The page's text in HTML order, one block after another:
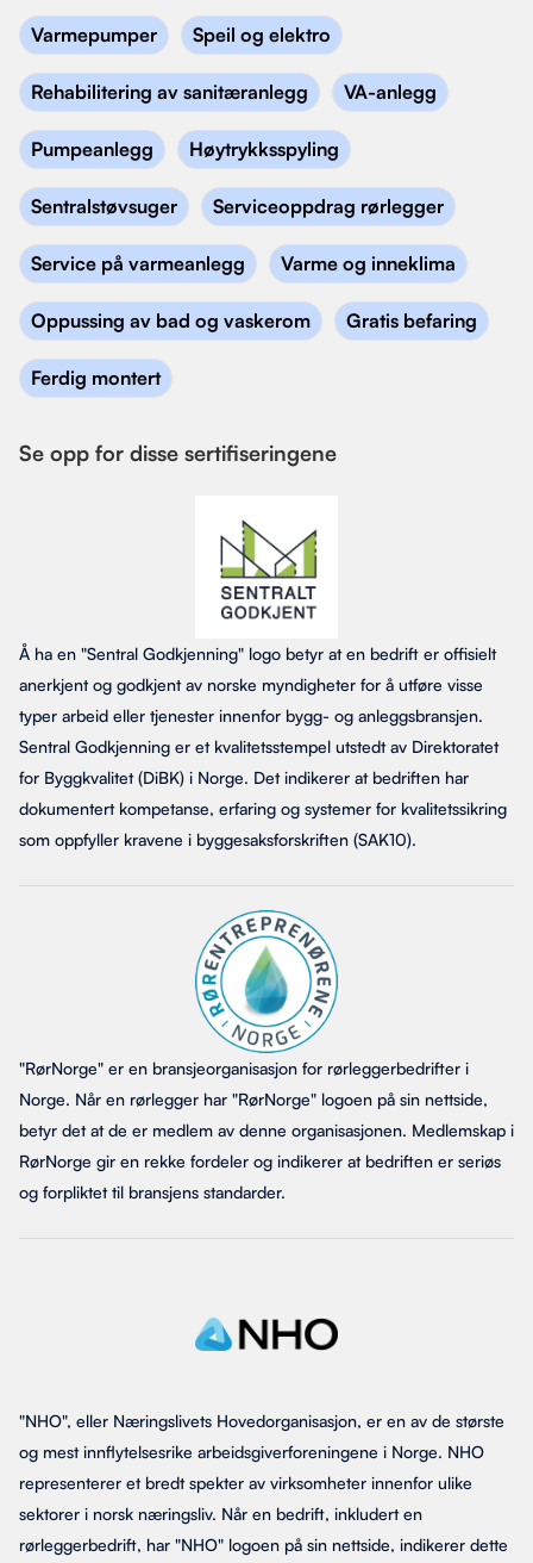
Varmepumper Speil og elektro
Rehabilitering av sanitæranlegg VA-anlegg
Pumpeanlegg Høytrykksspyling
Sentralstøvsuger Serviceoppdrag rørlegger
Service på varmeanlegg Varme og inneklima
Oppussing av bad og vaskerom Gratis befaring
Ferdig montert
Se opp for disse sertifiseringene
Å ha en "Sentral Godkjenning" logo betyr at en bedrift er offisielt
anerkjent og godkjent av norske myndigheter for å utføre visse
typer arbeid eller tjenester innenfor bygg- og anleggsbransjen.
Sentral Godkjenning er et kvalitetsstempel utstedt av Direktoratet
for Byggkvalitet (DiBK) i Norge. Det indikerer at bedriften har
dokumentert kompetanse, erfaring og systemer for kvalitetssikring
som oppfyller kravene i byggesaksforskriften (SAK10).
"RørNorge" er en bransjeorganisasjon for rørleggerbedrifter i
Norge. Når en rørlegger har "RørNorge" logoen på sin nettside,
betyr det at de er medlem av denne organisasjonen. Medlemskap i
RørNorge gir en rekke fordeler og indikerer at bedriften er seriøs
og forpliktet til bransjens standarder.
"NHO", eller Næringslivets Hovedorganisasjon, er en av de største
og mest innflytelsesrike arbeidsgiverforeningene i Norge. NHO
representerer et bredt spekter av virksomheter innenfor ulike
sektorer i norsk næringsliv. Når en bedrift, inkludert en
rørleggerbedrift, har "NHO" logoen på sin nettside, indikerer dette